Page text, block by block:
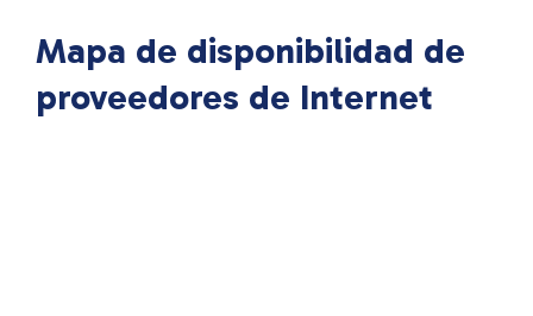
Mapa de disponibilidad de
proveedores de Internet